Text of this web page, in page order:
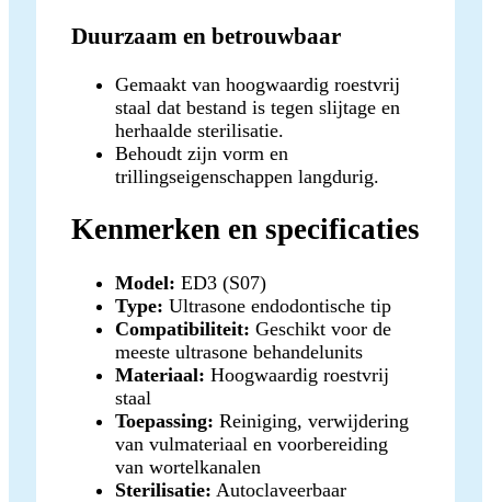
Duurzaam en betrouwbaar
Gemaakt van hoogwaardig roestvrij
staal dat bestand is tegen slijtage en
herhaalde sterilisatie.
Behoudt zijn vorm en
trillingseigenschappen langdurig.
Kenmerken en specificaties
Model: ED3 (S07)
Type: Ultrasone endodontische tip
Compatibiliteit: Geschikt voor de
meeste ultrasone behandelunits
Materiaal: Hoogwaardig roestvrij
staal
Toepassing: Reiniging, verwijdering
van vulmateriaal en voorbereiding
van wortelkanalen
Sterilisatie: Autoclaveerbaar